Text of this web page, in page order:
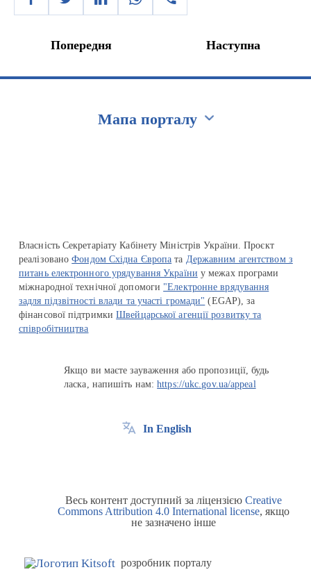
Попередня Наступна
Мапа порталу
Власність Секретаріату Кабінету Міністрів України. Проєкт
реалізованоФондом Східна Європа та Державним агентством з
питань електронного урядування України у межах програми
міжнародної технічної допомоги "Електронне врядування
задля підзвітності влади та участі громади" (EGAP), за
фінансової підтримкиШвейцарської агенції розвитку та
співробітництва
Якщо ви маєте зауваження або пропозиції, будь
ласка, напишіть нам:https://ukc.gov.ua/appeal
In English
Весь контент доступний за ліцензією Creative
Commons Attribution 4.0 International license, якщо
не зазначено інше
розробник порталу